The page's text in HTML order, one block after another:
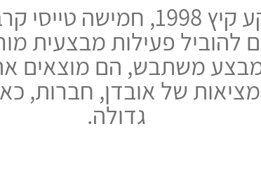
על רקע קיץ 1998, חמישה
להוביל פעילות מבצעית
משתבש, הם מוצאים
של אובדן, חברות,
גדולה.